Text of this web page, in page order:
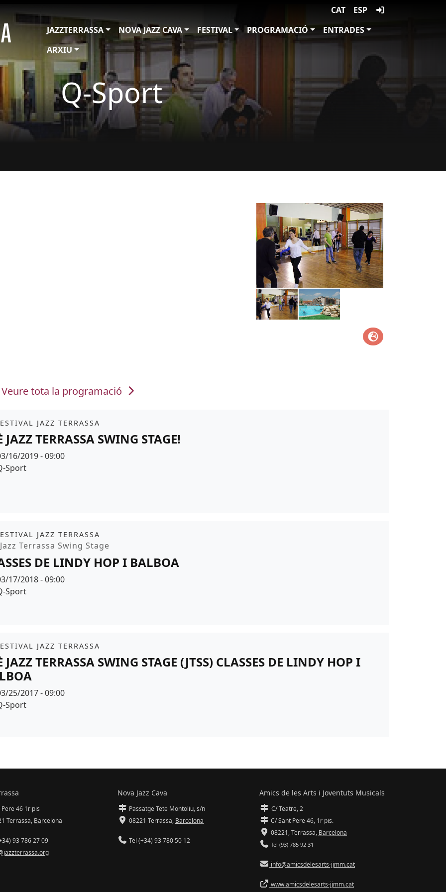
CAT
ESP
JAZZTERRASSA
NOVA JAZZ CAVA FESTIVAL PROGRAMACIÓ
ENTRADES
ARXIU
Q-Sport
Imatges
Image
Veure tota la programació
JAZZ TERRASSA
JAZZ TERRASSA SWING STAGE!
16/2019 - 09:00
Sport
JAZZ TERRASSA
Terrassa Swing Stage
DE LINDY HOP I BALBOA
17/2018 - 09:00
Sport
JAZZ TERRASSA
JAZZ TERRASSA SWING STAGE (JTSS) CLASSES DE LINDY HOP I
25/2017 - 09:00
Sport
Pere 46 1r pis
Terrassa, Barcelona
93 786 27 09
Nova Jazz Cava
Passatge Tete Montoliu, s/n
08221 Terrassa, Barcelona
Tel (+34) 93 780 50 12
Amics de les Arts i Joventuts Musicals
C/ Teatre, 2
C/ Sant Pere 46, 1r pis.
08221,Terrassa, Barcelona
Tel (93) 785 92 31
info@amicsdelesarts-jjmm.cat
www.amicsdelesarts-jjmm.cat